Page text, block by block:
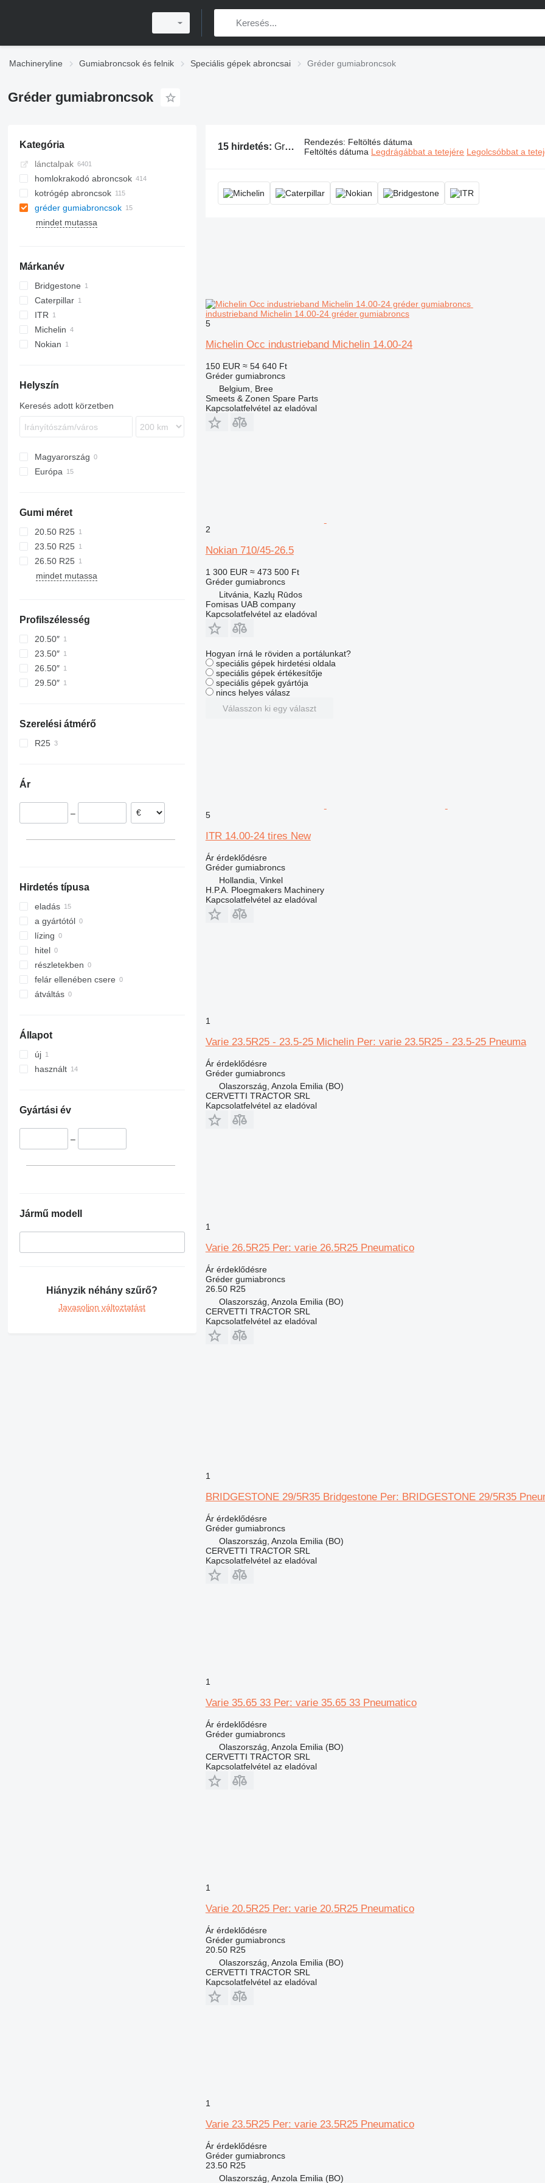
Machineryline Gumiabroncsok és felnik Speciális gépek abroncsai Gréder gumiabroncsok
Gréder gumiabroncsok
Kategória
lánctalpak
homlokrakodó abroncsok
kotrógép abroncsok
gréder gumiabroncsok
mindet mutassa
Márkanév
Bridgestone
Caterpillar
140
ITR
Michelin
Nokian
Helyszín
Keresés adott körzetben
Magyarország
Európa
Litvánia
Belgium
Gumi méret
20.50 R25
23.50 R25
26.50 R25
mindet mutassa
Profilszélesség
20.50″
23.50″
26.50″
29.50″
Szerelési átmérő
R25
Ár
–
Hirdetés típusa
eladás
a gyártótól
lízing
hitel
részletekben
felár ellenében csere
átváltás
Állapot
új
használt
Gyártási év
–
Jármű modell
Hiányzik néhány szűrő?
Javasoljon változtatást
15 hirdetés: Gréder gumiabroncsok, földgyalu abroncs, gréder abroncs Rendezés: Feltöltés dátuma
Feltöltés dátuma Legdrágábbat a tetejére Legolcsóbbat a
industrieband Michelin 14.00-24 gréder gumiabroncs
5
Michelin Occ industrieband Michelin 14.00-24
150 EUR ≈ 54 640 Ft
Gréder gumiabroncs
Belgium, Bree
Smeets & Zonen Spare Parts
Kapcsolatfelvétel az eladóval
2
Nokian 710/45-26.5
1 300 EUR ≈ 473 500 Ft
Gréder gumiabroncs
Litvánia, Kazlų Rūdos
Fomisas UAB company
Kapcsolatfelvétel az eladóval
Hogyan írná le röviden a portálunkat?
speciális gépek hirdetési oldala
speciális gépek értékesítője
speciális gépek gyártója
nincs helyes válasz
Válasszon ki egy választ
5
ITR 14.00-24 tires New
Ár érdeklődésre
Gréder gumiabroncs
Hollandia, Vinkel
H.P.A. Ploegmakers Machinery
Kapcsolatfelvétel az eladóval
1
Varie 23.5R25 - 23.5-25 Michelin Per: varie 23.5R25 - 23.5-25 Pneuma
Ár érdeklődésre
Gréder gumiabroncs
Olaszország, Anzola Emilia (BO)
CERVETTI TRACTOR SRL
Kapcsolatfelvétel az eladóval
1
Varie 26.5R25 Per: varie 26.5R25 Pneumatico
Ár érdeklődésre
Gréder gumiabroncs
26.50 R25
Olaszország, Anzola Emilia (BO)
CERVETTI TRACTOR SRL
Kapcsolatfelvétel az eladóval
1
BRIDGESTONE 29/5R35 Bridgestone Per: BRIDGESTONE 29/5R35
Ár érdeklődésre
Gréder gumiabroncs
Olaszország, Anzola Emilia (BO)
CERVETTI TRACTOR SRL
Kapcsolatfelvétel az eladóval
1
Varie 35.65 33 Per: varie 35.65 33 Pneumatico
Ár érdeklődésre
Gréder gumiabroncs
Olaszország, Anzola Emilia (BO)
CERVETTI TRACTOR SRL
Kapcsolatfelvétel az eladóval
1
Varie 20.5R25 Per: varie 20.5R25 Pneumatico
Ár érdeklődésre
Gréder gumiabroncs
20.50 R25
Olaszország, Anzola Emilia (BO)
CERVETTI TRACTOR SRL
Kapcsolatfelvétel az eladóval
1
Varie 23.5R25 Per: varie 23.5R25 Pneumatico
Ár érdeklődésre
Gréder gumiabroncs
23.50 R25
Olaszország, Anzola Emilia (BO)